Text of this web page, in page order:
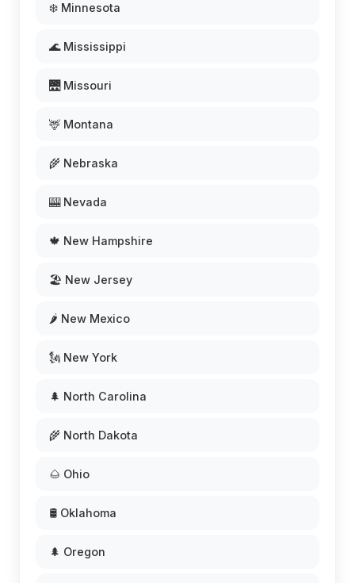
❄️ Minnesota
🌊 Mississippi
🌉 Missouri
🦌 Montana
🌾 Nebraska
🎰 Nevada
🍁 New Hampshire
🏖️ New Jersey
🌶️ New Mexico
🗽 New York
🌲 North Carolina
🌾 North Dakota
🌰 Ohio
🛢️ Oklahoma
🌲 Oregon